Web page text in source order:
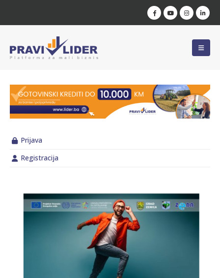
Prijava
Registracija